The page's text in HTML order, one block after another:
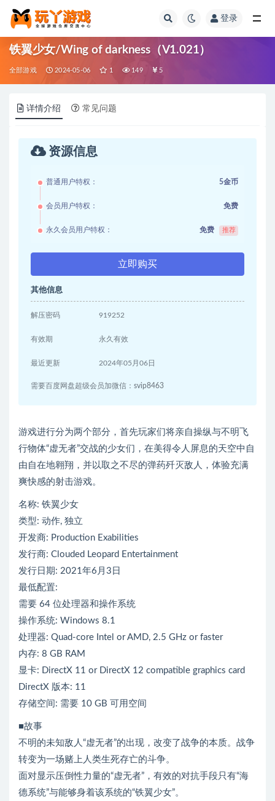
登录
铁翼少女/Wing of darkness（V1.021）
全部游戏 2024-05-06 1 149 5
详情介绍 常见问题
资源信息
普通用户特权： 5金币
会员用户特权： 免费
永久会员用户特权： 免费 推荐
立即购买
其他信息
解压密码 919252
有效期 永久有效
最近更新 2024年05月06日
需要百度网盘超级会员加微信：svip8463
游戏进行分为两个部分，首先玩家们将亲自操纵与不明飞
行物体“虚无者”交战的少女们，在美得令人屏息的天空中自
由自在地翱翔，并以取之不尽的弹药歼灭敌人，体验充满
爽快感的射击游戏。
名称: 铁翼少女
类型: 动作, 独立
开发商: Production Exabilities
发行商: Clouded Leopard Entertainment
发行日期: 2021年6月3日
最低配置:
需要 64 位处理器和操作系统
操作系统: Windows 8.1
处理器: Quad-core Intel or AMD, 2.5 GHz or faster
内存: 8 GB RAM
显卡: DirectX 11 or DirectX 12 compatible graphics card
DirectX 版本: 11
存储空间: 需要 10 GB 可用空间
■故事
不明的未知敌人“虚无者”的出现，改变了战争的本质。战争
转变为一场赌上人类生死存亡的斗争。
面对显示压倒性力量的“虚无者”，有效的对抗手段只有“海
德系统”与能够身着该系统的“铁翼少女”。